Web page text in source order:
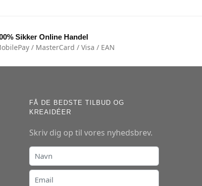
Sikker Online Handel
/ MasterCard / Visa / EAN
FÅ DE BEDSTE TILBUD OG
KREAIDÉER
Skriv dig op til vores nyhedsbrev.